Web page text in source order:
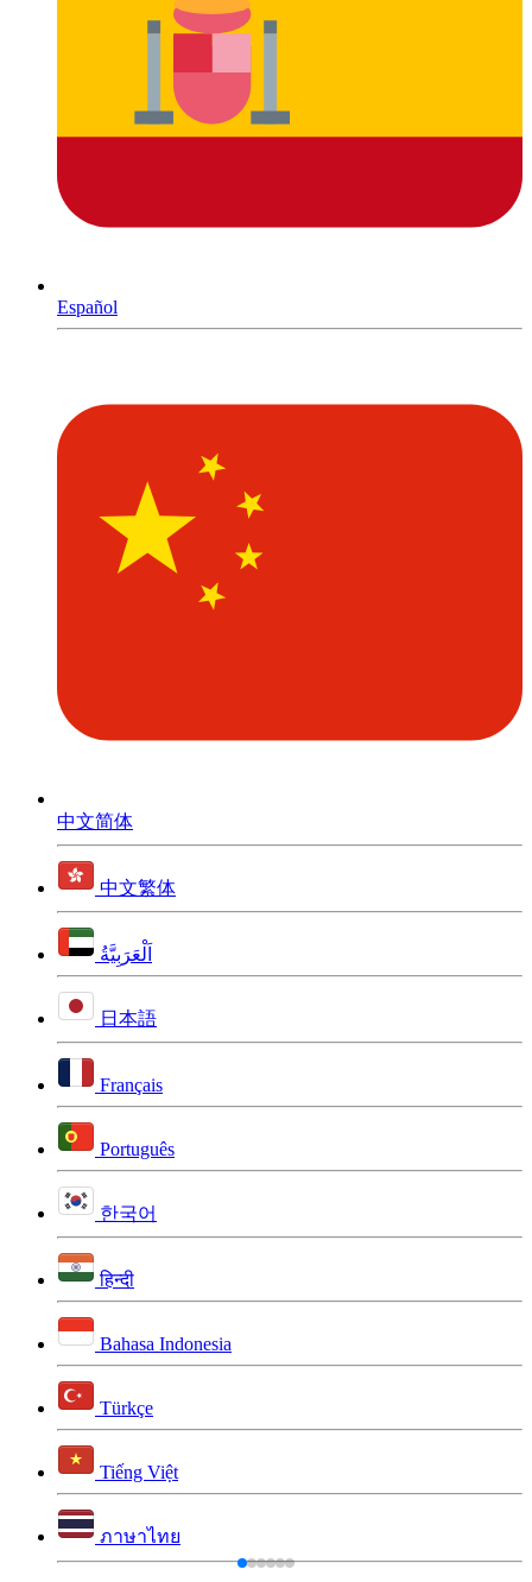
Español
中文简体
中文繁体
اَلْعَرَبِيَّةُ
日本語
Français
Português
한국어
हिन्दी
Bahasa Indonesia
Türkçe
Tiếng Việt
ภาษาไทย